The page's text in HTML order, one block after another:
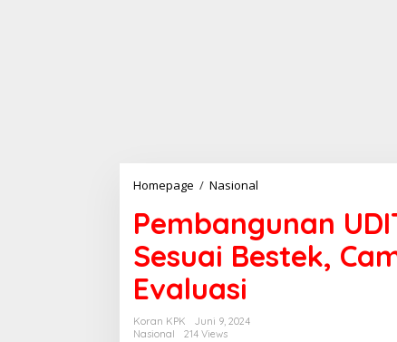
Homepage / Nasional
Villa
Permata
Tidak
Sesuai
Pembangunan
Sesuai Bestek,
Evaluasi
Koran KPK
Juni 9, 2024
Nasional
214 Views